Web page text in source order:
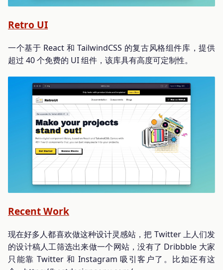
Retro UI
一个基于 React 和 TailwindCSS 的复古风格组件库，提供
超过 40 个免费的 UI 组件，该库具有高度可定制性。
Recent Work
现在好多人都喜欢做这种设计灵感站，把 Twitter 上人们发
的设计稿人工筛选出来做一个网站，没有了 Dribbble 大家
只能靠 Twitter 和 Instagram 吸引客户了。比如还有这